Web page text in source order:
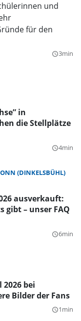
und
für den
query_builder3min
in
die Stellplätze
query_builder4min
(DINKELSBÜHL)
ausverkauft:
gibt – unser FAQ
query_builder6min
bei
Bilder der Fans
query_builder1min